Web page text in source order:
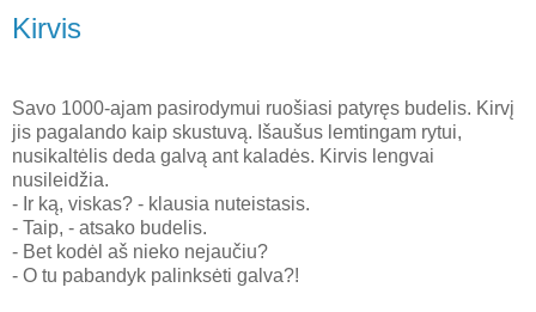
Kirvis
Savo 1000-ajam pasirodymui ruošiasi patyręs budelis. Kirvį
jis pagalando kaip skustuvą. Išaušus lemtingam rytui,
nusikaltėlis deda galvą ant kaladės. Kirvis lengvai
nusileidžia.
- Ir ką, viskas? - klausia nuteistasis.
- Taip, - atsako budelis.
- Bet kodėl aš nieko nejaučiu?
- O tu pabandyk palinksėti galva?!